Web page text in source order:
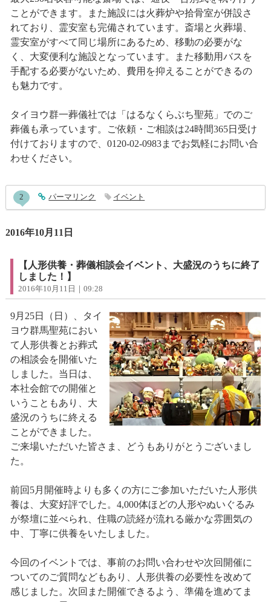
ことができます。また施設には火葬炉や拾骨室が併設さ
れており、霊安室も完備されています。斎場と火葬場、
霊安室がすべて同じ場所にあるため、移動の必要がな
く、大変便利な施設となっています。また移動用バスを
手配する必要がないため、費用を抑えることができるの
も魅力です。
タイヨウ群一葬儀社では「はるなくらぶち聖苑」でのご
葬儀も承っています。ご依頼・ご相談は24時間365日受け
付けておりますので、0120-02-0983までお気軽にお問い合
わせください。
entry623コメント
2 entry623
パーマリンク イベント
2016年10月11日
【人形供養・葬儀相談会イベント、大盛況のうちに終了
しました！】
2016年10月11日｜09:28
9月25日（日）、タイ
ヨウ群馬聖苑におい
て人形供養とお葬式
の相談会を開催いた
しました。当日は、
本社会館での開催と
いうこともあり、大
盛況のうちに終える
ことができました。
ご来場いただいた皆さま、どうもありがとうございまし
た。
前回5月開催時よりも多くの方にご参加いただいた人形供
養は、大変好評でした。4,000体ほどの人形やぬいぐるみ
が祭壇に並べられ、住職の読経が流れる厳かな雰囲気の
中、丁寧に供養をいたしました。
今回のイベントでは、事前のお問い合わせや次回開催に
ついてのご質問などもあり、人形供養の必要性を改めて
感じました。次回また開催できるよう、準備を進めてま